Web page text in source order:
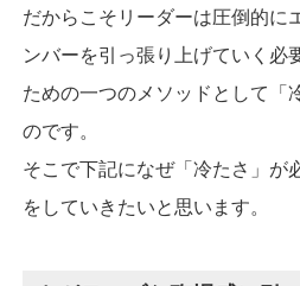
だからこそリーダーは圧倒的に
ンバーを引っ張り上げていく必
ための一つのメソッドとして「
のです。
そこで下記になぜ「冷たさ」が
をしていきたいと思います。